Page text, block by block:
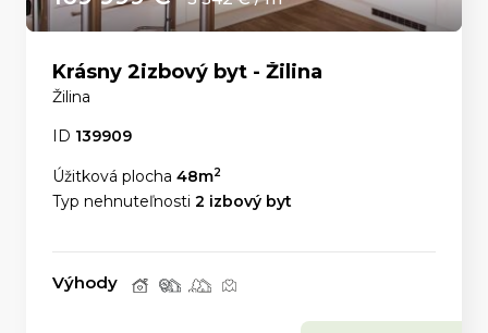
Krásny 2izbový byt - Žilina
Žilina
ID 139909
Úžitková plocha 48m2
Typ nehnuteľnosti 2 izbový byt
Výhody